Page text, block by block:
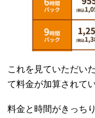
これを見ていただい
て料金が加算されて
料金と時間がきっち